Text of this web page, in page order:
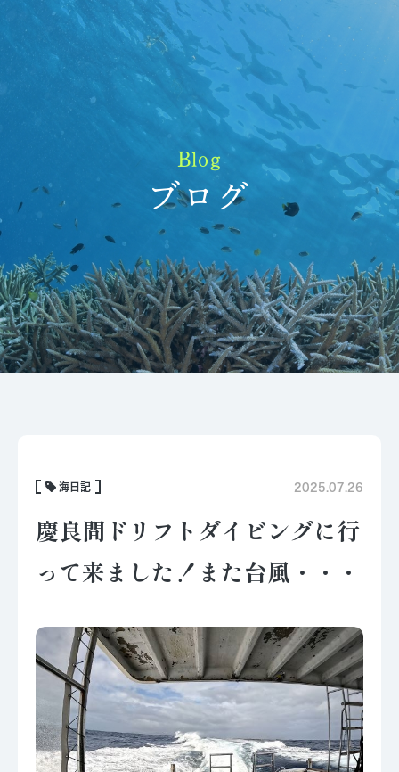
Blog
ブログ
海日記 2025.07.26
慶良間ドリフトダイビングに行
って来ました！また台風・・・